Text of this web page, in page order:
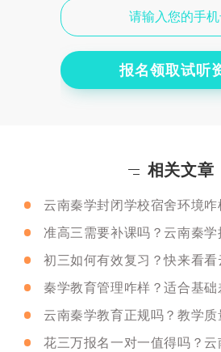
报名领取试听
相关文章
准高三需要补课吗？云南秦学
初三如何有效复习？快来看看
秦学教育管理咋样？适合基础
云南秦学教育正规吗？教学质
花三万报名一对一值得吗？云